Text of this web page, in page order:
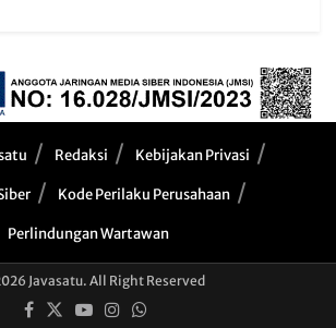
Redaksi Kebijakan Privasi
Kode Perilaku Perusahaan
Perlindungan Wartawan
Javasatu. All Right Reserved